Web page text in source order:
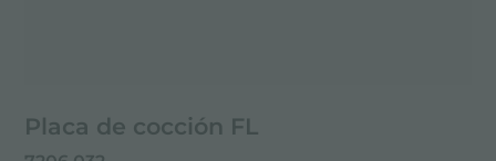
Placa de cocción FL